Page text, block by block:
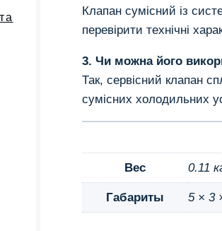
Клапан сумісний із
перевірити технічні
3. Чи можна його
Так, сервісний клапан
сумісних холодильних
Вес 0.11
Габариты 5 × 3